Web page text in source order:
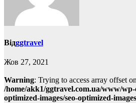
Відggtravel
Жов 27, 2021
Warning: Trying to access array offset
/home/akk1/ggtravel.com.ua/www/
optimized-images/seo-optimized-